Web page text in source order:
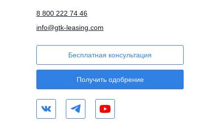
info@gtk-leasing.com
Бесплатная консультация
Получить одобрение
8 800 222 74 46